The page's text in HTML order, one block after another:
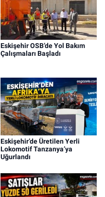
Eskişehir OSB’de Yol Bakım
Çalışmaları Başladı
Eskişehir’de Üretilen Yerli
Lokomotif Tanzanya’ya
Uğurlandı